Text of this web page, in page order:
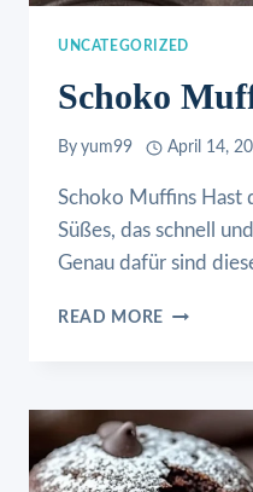
UNCATEGORIZED
Schoko
By yum99 April 14,
Schoko Muffins Hast
Süßes, das schnell
Genau dafür sind
READ MORE SCHOKO